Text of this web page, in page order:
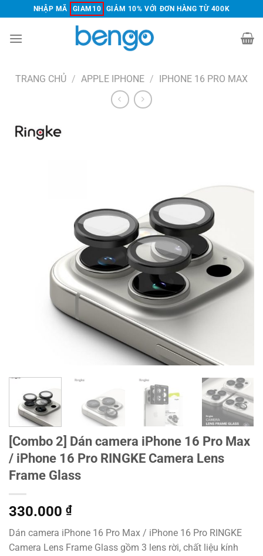
đến
nội
NHẬP MÃ GIAM10 GIẢM 10% VỚI ĐƠN HÀNG TỪ 400K
TRANG CHỦ / APPLE IPHONE / IPHONE 16 PRO MAX
[Combo 2] Dán camera iPhone 16 Pro Max
/ iPhone 16 Pro RINGKE Camera Lens
Frame Glass
330.000 ₫
Dán camera iPhone 16 Pro Max / iPhone 16 Pro RINGKE
Camera Lens Frame Glass gồm 3 lens rời, chất liệu kính